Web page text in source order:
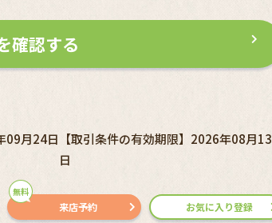
確認する
09月24日 【取引条件の有効期限】2026年08月13
日
無料
来店予約 お気に入り登録